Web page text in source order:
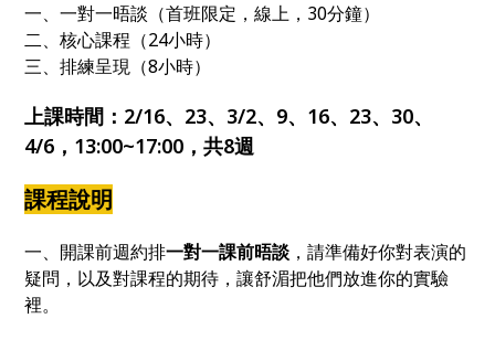
一、一對一晤談（首班限定，線上，30分鐘）
二、核心課程（24小時）
三、排練呈現（8小時）
上課時間：2/16、23、3/2、9、16、23、30、
4/6，13:00~17:00，共8週
課程說明
一、開課前週約排一對一課前晤談 ，請準備好你對表演的
疑問，以及對課程的期待，讓舒湄把他們放進你的實驗
裡。